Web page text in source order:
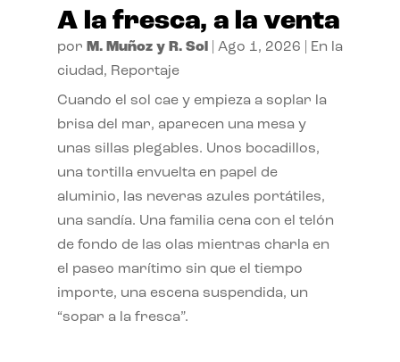
A la fresca, a la venta
por M. Muñoz y R. Sol| Ago 1, 2026
En la
ciudad, Reportaje
Cuando el sol cae y empieza a soplar la
brisa del mar, aparecen una mesa y
unas sillas plegables. Unos bocadillos,
una tortilla envuelta en papel de
aluminio, las neveras azules portátiles,
una sandía. Una familia cena con el telón
de fondo de las olas mientras charla en
el paseo marítimo sin que el tiempo
importe, una escena suspendida, un
“sopar a la fresca”.